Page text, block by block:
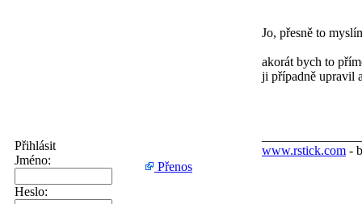
Přihlásit
Jméno:
Heslo:
Jo, přesně to
akorát bych to
ji případně upravil
www.rstick.com -
Přenos